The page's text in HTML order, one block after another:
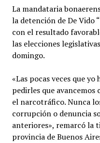
La mandataria
la detención de De Vido
con el resultado
las elecciones
domingo.
«Las pocas veces que
pedirles que avancemos
el narcotráfico. Nunca
corrupción o denuncia
anteriores», remarcó la
provincia de Buenos